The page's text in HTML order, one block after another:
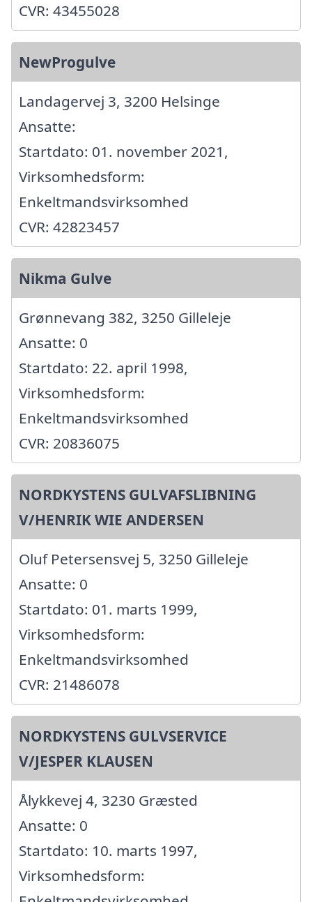
CVR: 43455028
NewProgulve
Landagervej 3, 3200 Helsinge
Ansatte:
Startdato: 01. november 2021,
Virksomhedsform:
Enkeltmandsvirksomhed
CVR: 42823457
Nikma Gulve
Grønnevang 382, 3250 Gilleleje
Ansatte: 0
Startdato: 22. april 1998,
Virksomhedsform:
Enkeltmandsvirksomhed
CVR: 20836075
NORDKYSTENS GULVAFSLIBNING
V/HENRIK WIE ANDERSEN
Oluf Petersensvej 5, 3250 Gilleleje
Ansatte: 0
Startdato: 01. marts 1999,
Virksomhedsform:
Enkeltmandsvirksomhed
CVR: 21486078
NORDKYSTENS GULVSERVICE
V/JESPER KLAUSEN
Ålykkevej 4, 3230 Græsted
Ansatte: 0
Startdato: 10. marts 1997,
Virksomhedsform: